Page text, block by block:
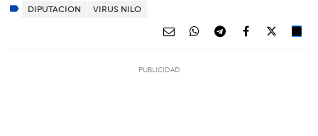
DIPUTACION VIRUS NILO